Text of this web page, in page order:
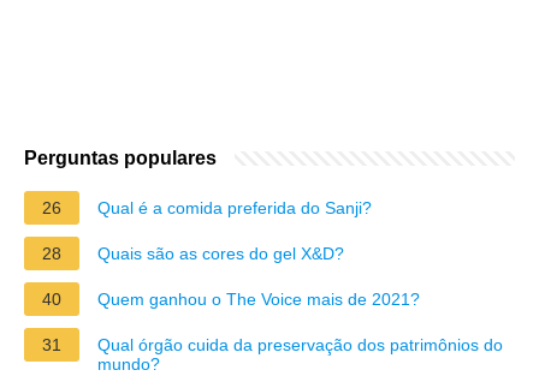
Perguntas populares
26 Qual é a comida preferida do Sanji?
28 Quais são as cores do gel X&D?
40 Quem ganhou o The Voice mais de 2021?
31
Qual órgão cuida da preservação dos patrimônios do
mundo?